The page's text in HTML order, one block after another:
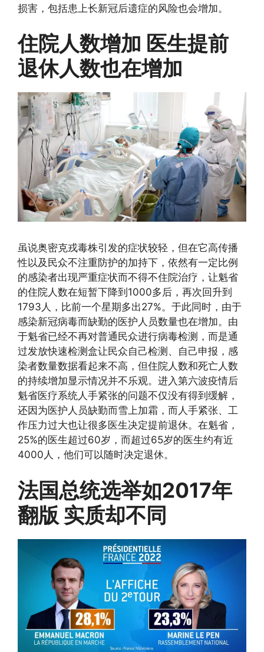
损害，包括患上长新冠后遗症的风险也会增加。
住院人数增加 医生提前
退休人数也在增加
虽说奥密克戎毒株引发的症状较轻，但在它高传播
性以及民众不注重防护的加持下，依然有一定比例
的感染者出现严重症状而不得不住院治疗，让魁省
的住院人数在短暂下降到1000多后，再次回升到
1793人，比前一个星期多出27%。于此同时，由于
感染新冠病毒而缺勤的医护人员数量也在增加。由
于魁省已经不再对普通民众进行病毒检测，而是通
过发放快速检测盒让民众自己检测、自己申报，感
染者数量数据看起来不高，但住院人数和死亡人数
的持续增加显示情况并不乐观。进入第六波疫情后
魁省医疗系统人手紧张的问题不仅没有得到缓解，
还因为医护人员缺勤而雪上加霜，而人手紧张、工
作压力过大也让很多医生决定提前退休。在魁省，
25%的医生超过60岁，而超过65岁的医生约有近
4000人，他们可以随时决定退休。
法国总统选举如2017年
翻版 实质却不同